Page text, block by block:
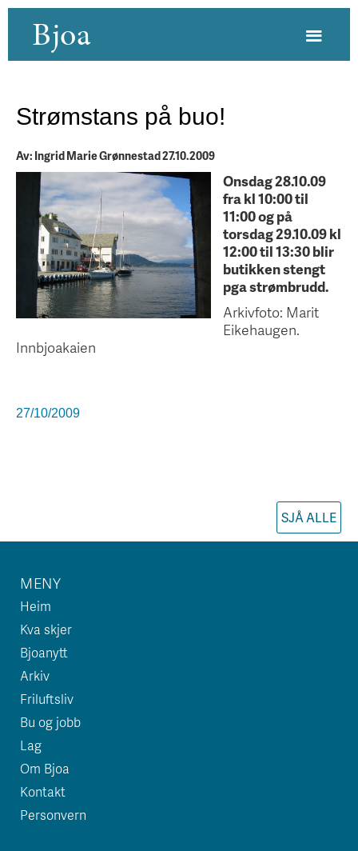
Bjoa
Strømstans på buo!
Av: Ingrid Marie Grønnestad 27.10.2009
Onsdag 28.10.09
fra kl 10:00 til
11:00 og på
torsdag 29.10.09 kl
12:00 til 13:30 blir
butikken stengt
pga strømbrudd.
Arkivfoto: Marit
Eikehaugen.
Innbjoakaien
27/10/2009
SJÅ ALLE
MENY
Heim
Kva skjer
Bjoanytt
Arkiv
Friluftsliv
Bu og jobb
Lag
Om Bjoa
Kontakt
Personvern